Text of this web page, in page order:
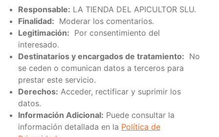
Responsable: LA TIENDA DEL APICULTOR SLU.
Finalidad: Moderar los comentarios.
Legitimación: Por consentimiento del
interesado.
Destinatarios y encargados de tratamiento: No
se ceden o comunican datos a terceros para
prestar este servicio.
Derechos: Acceder, rectificar y suprimir los
datos.
Información Adicional: Puede consultar la
información detallada en la Política de